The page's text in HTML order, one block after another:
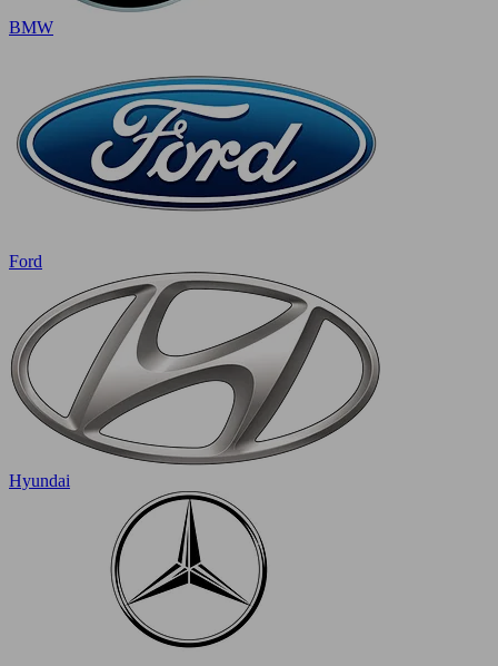
BMW
Ford
Hyundai